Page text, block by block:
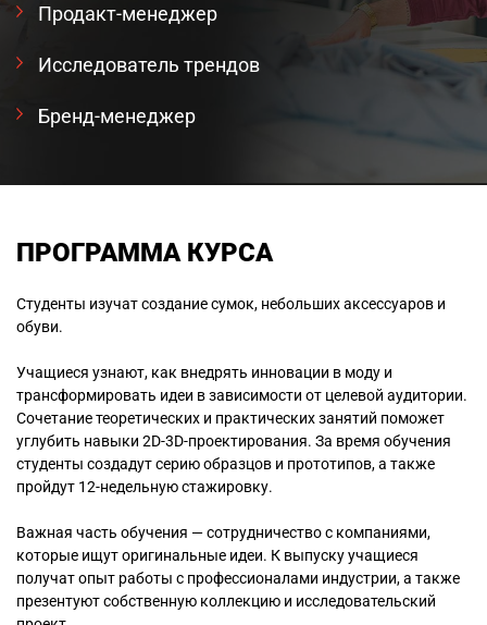
Продакт-менеджер
Исследователь трендов
Бренд-менеджер
ПРОГРАММА КУРСА
Студенты изучат создание сумок, небольших аксессуаров и
обуви.
Учащиеся узнают, как внедрять инновации в моду и
трансформировать идеи в зависимости от целевой аудитории.
Сочетание теоретических и практических занятий поможет
углубить навыки 2D-3D-проектирования. За время обучения
студенты создадут серию образцов и прототипов, а также
пройдут 12-недельную стажировку.
Важная часть обучения — сотрудничество с компаниями,
которые ищут оригинальные идеи. К выпуску учащиеся
получат опыт работы с профессионалами индустрии, а также
презентуют собственную коллекцию и исследовательский